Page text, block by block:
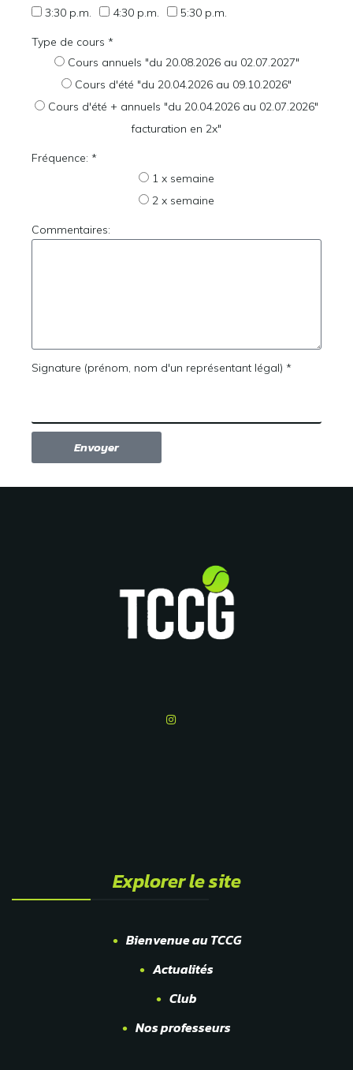
3:30 p.m.
4:30 p.m. 5:30 p.m.
Type de cours *
Cours annuels "du 20.08.2026 au 02.07.2027"
Cours d'été "du 20.04.2026 au 09.10.2026"
Cours d'été + annuels "du 20.04.2026 au 02.07.2026"
facturation en 2x"
Fréquence: *
1 x semaine
2 x semaine
Commentaires:
Signature (prénom, nom d'un représentant légal) *
Envoyer
Explorer le site
Bienvenue au TCCG
Actualités
Club
Nos professeurs